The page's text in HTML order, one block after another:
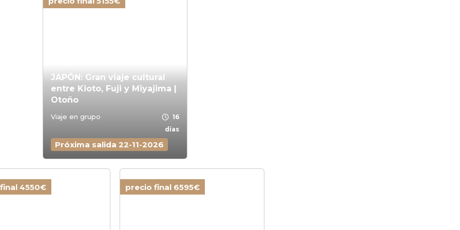
JAPÓN: Gran viaje cultural
entre Kioto, Fuji y Miyajima |
Otoño
Viaje en grupo schedule 16
días
Próxima salida 22-11-2026
4550€ precio final 6595€